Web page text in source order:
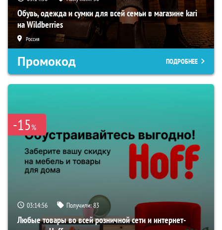
Обувь, одежда и сумки для всей семьи в магазине kari
на Wildberries
Россия
Промокод ПОДРОБНЕЕ
-15%
03:14:55 Получили:83
Любые товары во всей розничной сети и интернет-